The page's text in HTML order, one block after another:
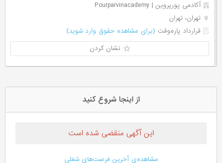
آکادمی پورپروین | Pourparvinacademy
تهران، تهران
قرارداد پاره‌وقت (برای مشاهده حقوق وارد شوید)
نشان کردن
از اینجا شروع کنید
این آگهی منقضی شده است
مشاهده‌ی آخرین فرصت‌های شغلی